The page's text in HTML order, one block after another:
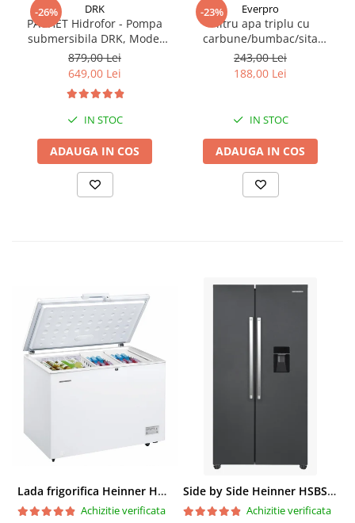
-26% DRK
PACHET Hidrofor - Pompa
submersibila DRK, Model
4STM4-8, putere 1.8 kW,
debit 5m3/h, 8 turbine +
Presostat electronic DRK,
Model PC-58, 1kW, 220 V, 10
Bar
879,00 Lei
649,00 Lei
IN STOC
ADAUGA IN COS
-23% Everpro
Filtru apa triplu cu
carbune/bumbac/sita
3x3/4"*10
243,00 Lei
188,00 Lei
IN STOC
ADAUGA IN COS
Lada frigorifica Heinner HCF-287CNHE++, 287 l, Clasa E, Compresor inverter, Iluminare LED, Functionalitate frigider, Alb
Achizitie verificata
Side by Side Heinner HSBS-HM439NFINVDGWDE++, Total No Frost, Compresor Inverter, Dozator Apa, Display Touch LED, 439 L, Clasa E, Gri Antracit Texturat
Achizitie verificata